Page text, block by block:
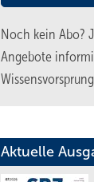
Noch kein Abo?
Angebote
Aktuelle